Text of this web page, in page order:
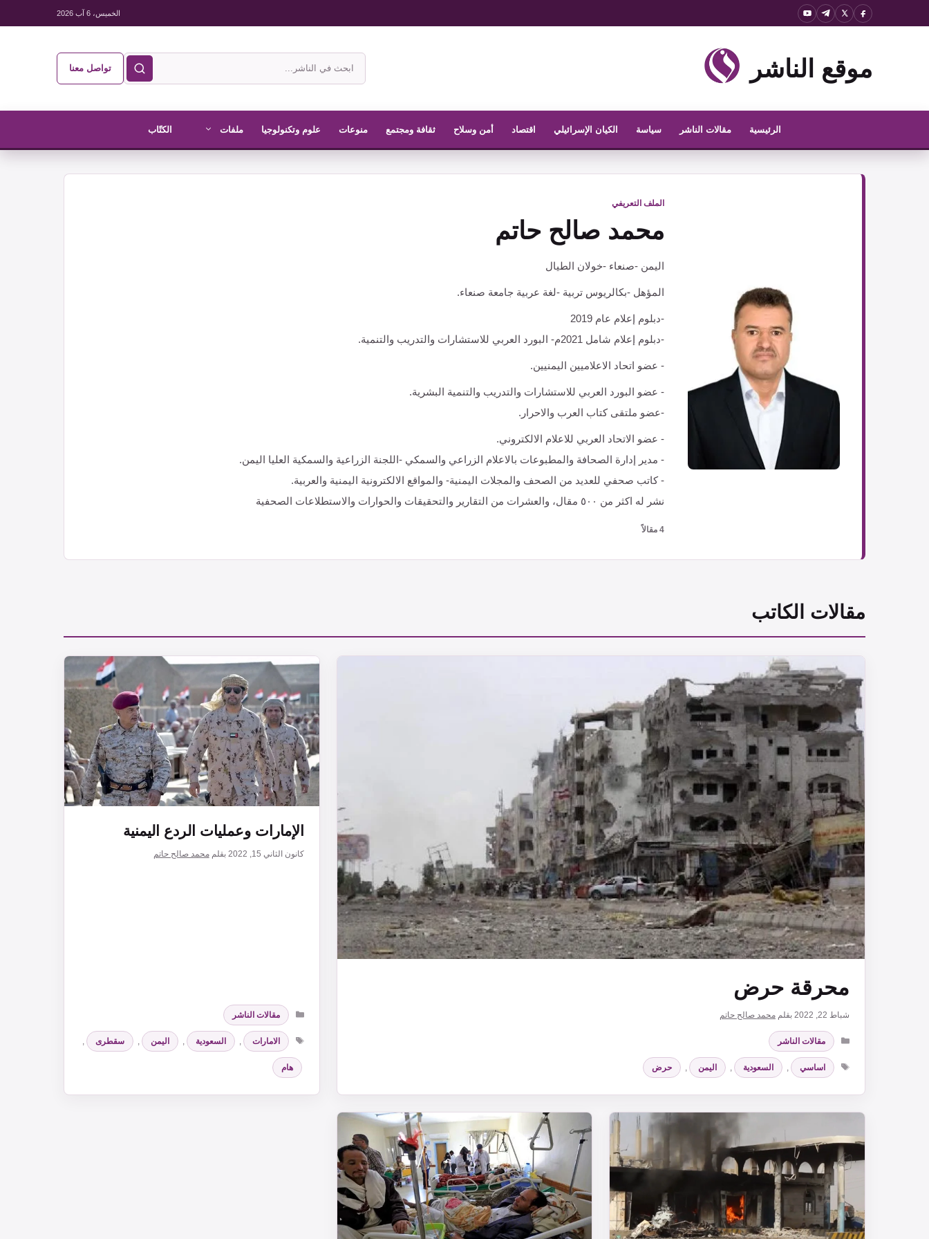
الخميس، 6 آب 2026
موقع الناشر
ابحث
في
الناشر
تواصل معنا
الرئيسية مقالات الناشر سياسة الكيان الإسرائيلي اقتصاد أمن وسلاح ثقافة ومجتمع منوعات علوم وتكنولوجيا ملفات الكتّاب
الملف التعريفي
محمد صالح حاتم
اليمن -صنعاء -خولان الطيال
المؤهل -بكالريوس تربية -لغة عربية جامعة صنعاء.
-دبلوم إعلام عام 2019
-دبلوم إعلام شامل 2021م- البورد العربي للاستشارات والتدريب والتنمية.
- عضو اتحاد الاعلاميين اليمنيين.
- عضو البورد العربي للاستشارات والتدريب والتنمية البشرية.
-عضو ملتقى كتاب العرب والاحرار.
- عضو الاتحاد العربي للاعلام الالكتروني.
- مدير إدارة الصحافة والمطبوعات بالاعلام الزراعي والسمكي -اللجنة الزراعية والسمكية العليا اليمن.
- كاتب صحفي للعديد من الصحف والمجلات اليمنية- والمواقع الالكترونية اليمنية والعربية.
نشر له اكثر من ٥٠٠ مقال، والعشرات من التقارير والتحقيقات والحوارات والاستطلاعات الصحفية
4 مقالاً
مقالات الكاتب
محرقة حرض
شباط 22, 2022 بقلم محمد صالح حاتم
التصنيفات
مقالات الناشر
الوسوم
اساسي السعودية اليمن حرض
الإمارات وعمليات الردع اليمنية
كانون الثاني 15, 2022 بقلممحمد صالح حاتم
التصنيفات
مقالات الناشر
الوسوم
الامارات السعودية اليمن سقطرى
هام